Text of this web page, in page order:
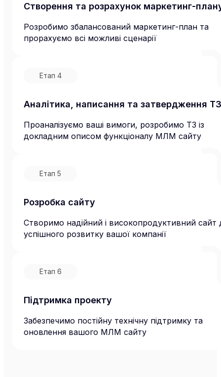
Створення та розрахунок маркетинг-
Розробимо збалансований маркетинг-план та
прорахуємо всі можливі сценарії
Етап 4
Аналітика, написання та затвердження ТЗ
Проаналізуємо ваші вимоги, розробимо ТЗ із
докладним описом функціоналу МЛМ сайту
Етап 5
Розробка сайту
Створимо надійний і високопродуктивний сайт
успішного розвитку вашої компанії
Етап 6
Підтримка проекту
Забезпечимо постійну технічну підтримку та
оновлення вашого МЛМ сайту